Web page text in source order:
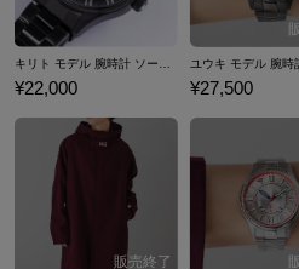
¥22,000 ¥27,500